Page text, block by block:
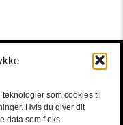
som cookies til
Hvis du giver dit
data som f.eks.